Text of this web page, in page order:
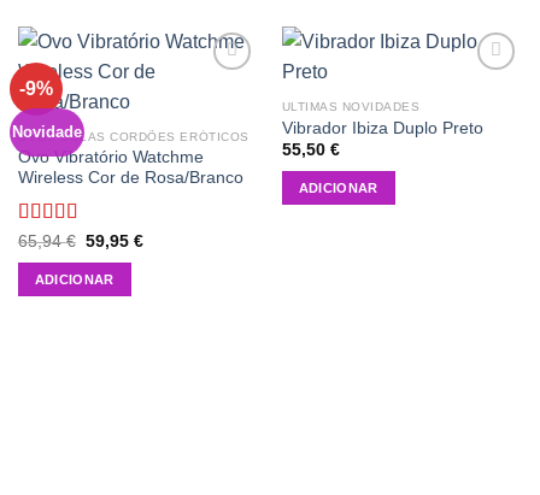
-9%
Novidade
OVOS BOLAS CORDÕES ERÓTICOS
Ovo Vibratório Watchme
Wireless Cor de Rosa/Branco
Avaliação
5.00de 5
65,94€ O
preço
original
era:
65,94 €.
59,95 €O
ADICIONAR
ULTIMAS NOVIDADES
Vibrador Ibiza Duplo Preto
55,50 €
ADICIONAR